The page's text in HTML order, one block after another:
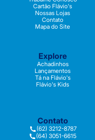
Cartão Flávio's
Nossas Lojas
Contato
Mapa do Site
Explore
Achadinhos
Lançamentos
Tá na Flávio's
Flávio's Kids
Contato
(62) 3212-8787
(64) 3051-6615